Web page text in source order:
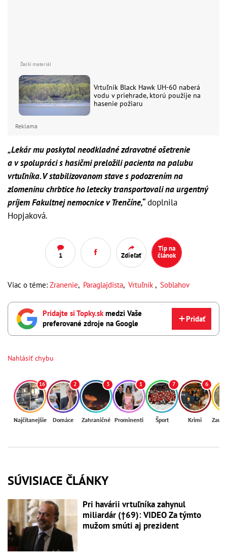
Vrtuľník Black Hawk UH-60 naberá
vodu v priehrade, ktorú použije na
hasenie požiaru
Reklama
„Lekár mu poskytol neodkladné zdravotné ošetrenie
a v spolupráci s hasičmi preložili pacienta na palubu
vrtuľníka. V stabilizovanom stave s podozrením na
zlomeninu chrbtice ho letecky transportovali na urgentný
príjem Fakultnej nemocnice v Trenčíne,“doplnila
Hopjaková.
1 Zdieľať
Tip na
článok
Viac o téme: Zranenie, Paraglajdista, Vrtuľník , Soblahov
Pridajte si Topky.skmedzi Vaše
preferované zdroje na Google
Pridať
Nahlásiť chybu
16
Najčítanejšie
2
Domáce
3
Zahraničné
1
Prominenti
7
Šport
6
Krimi
SÚVISIACE ČLÁNKY
Pri havárii vrtuľníka zahynul
miliardár (†69): VIDEO Za týmto
mužom smúti aj prezident